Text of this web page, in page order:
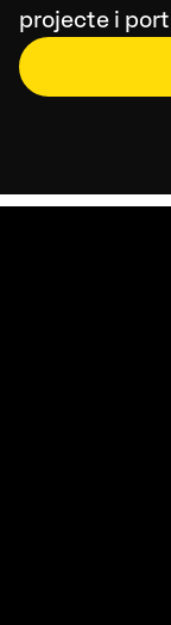
projecte i